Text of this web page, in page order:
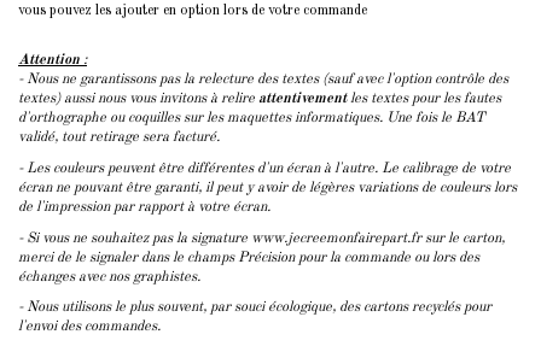
vous pouvez les ajouter en option lors de votre commande
Attention :
- Nous ne garantissons pas la relecture des textes (sauf avec l'option contrôle des
textes) aussi nous vous invitons à relire attentivementles textes pour les fautes
d'orthographe ou coquilles sur les maquettes informatiques. Une fois le BAT
validé, tout retirage sera facturé.
- Les couleurs peuvent être différentes d'un écran à l'autre. Le calibrage de votre
écran ne pouvant être garanti, il peut y avoir de légères variations de couleurs lors
de l'impression par rapport à votre écran.
- Si vous ne souhaitez pas la signature www.jecreemonfairepart.fr sur le carton,
merci de le signaler dans le champs Précision pour la commande ou lors des
échanges avec nos graphistes.
- Nous utilisons le plus souvent, par souci écologique, des cartons recyclés pour
l'envoi des commandes.